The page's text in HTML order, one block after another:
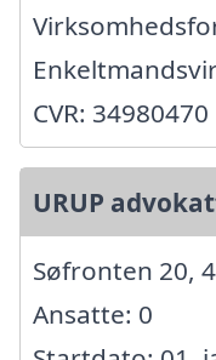
CVR: 34980470
URUP
Søfronten 20,
Ansatte: 0